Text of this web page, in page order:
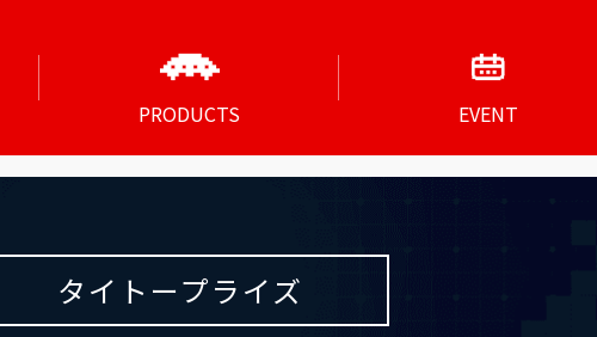
PRODUCTS EVENT
タイトープライズ